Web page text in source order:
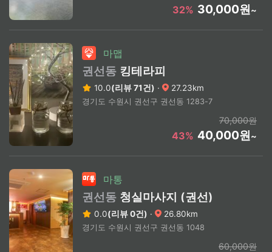
32% 30,000원~
마맵
권선동 킹테라피
10.0(리뷰 71건) · 27.23km
경기도 수원시 권선구 권선동 1283-7
70,000원
43% 40,000원~
마통
권선동 청실마사지 (권선)
0.0(리뷰 0건) · 26.80km
경기도 수원시 권선구 권선동 1048
60,000원